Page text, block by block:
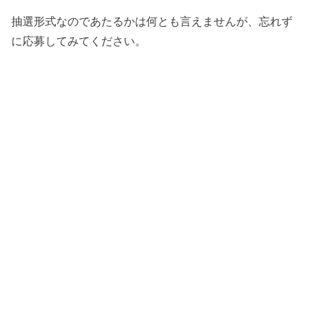
抽選形式なのであたるかは何とも言えませんが、忘れず
に応募してみてください。